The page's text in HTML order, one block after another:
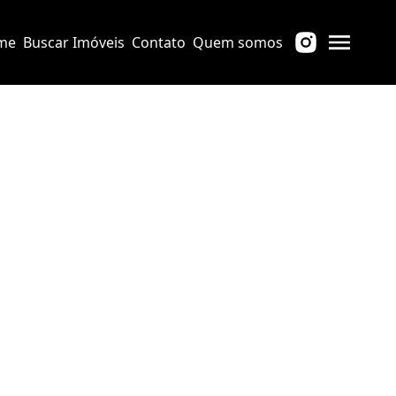
Buscar Imóveis Contato Quem somos